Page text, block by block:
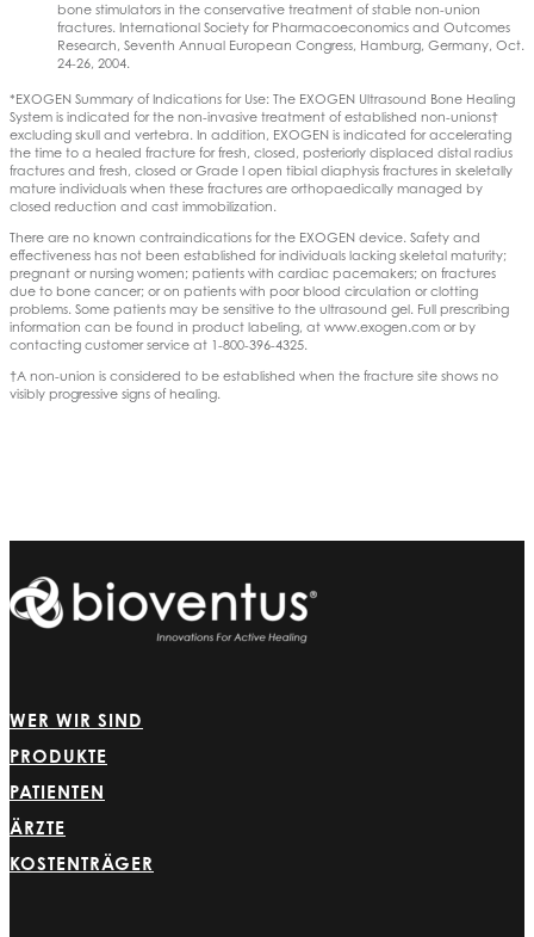
bone stimulators in the conservative treatment of stable non-union
fractures. International Society for Pharmacoeconomics and Outcomes
Research, Seventh Annual European Congress, Hamburg, Germany, Oct.
24-26, 2004.
*EXOGEN Summary of Indications for Use: The EXOGEN Ultrasound Bone Healing
System is indicated for the non-invasive treatment of established non-unions†
excluding skull and vertebra. In addition, EXOGEN is indicated for accelerating
the time to a healed fracture for fresh, closed, posteriorly displaced distal radius
fractures and fresh, closed or Grade I open tibial diaphysis fractures in skeletally
mature individuals when these fractures are orthopaedically managed by
closed reduction and cast immobilization.
There are no known contraindications for the EXOGEN device. Safety and
effectiveness has not been established for individuals lacking skeletal maturity;
pregnant or nursing women; patients with cardiac pacemakers; on fractures
due to bone cancer; or on patients with poor blood circulation or clotting
problems. Some patients may be sensitive to the ultrasound gel. Full prescribing
information can be found in product labeling, at www.exogen.com or by
contacting customer service at 1-800-396-4325.
†A non-union is considered to be established when the fracture site shows no
visibly progressive signs of healing.
WER WIR SIND
PRODUKTE
PATIENTEN
ÄRZTE
KOSTENTRÄGER